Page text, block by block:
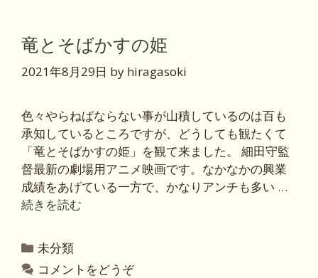
竜とそばかすの姫
2021年8月29日 by hiragasoki
色々やらねばならない事が山積しているのは百も
承知しているところですが、どうしても観たくて
「竜とそばかすの姫」を観て来ました。 細田守監
督最新の劇場用アニメ映画です。なかなかの興業
成績をあげている一方で、かなりアンチも多い …
続きを読む
カ
テ
未分類
コメントをどうぞ